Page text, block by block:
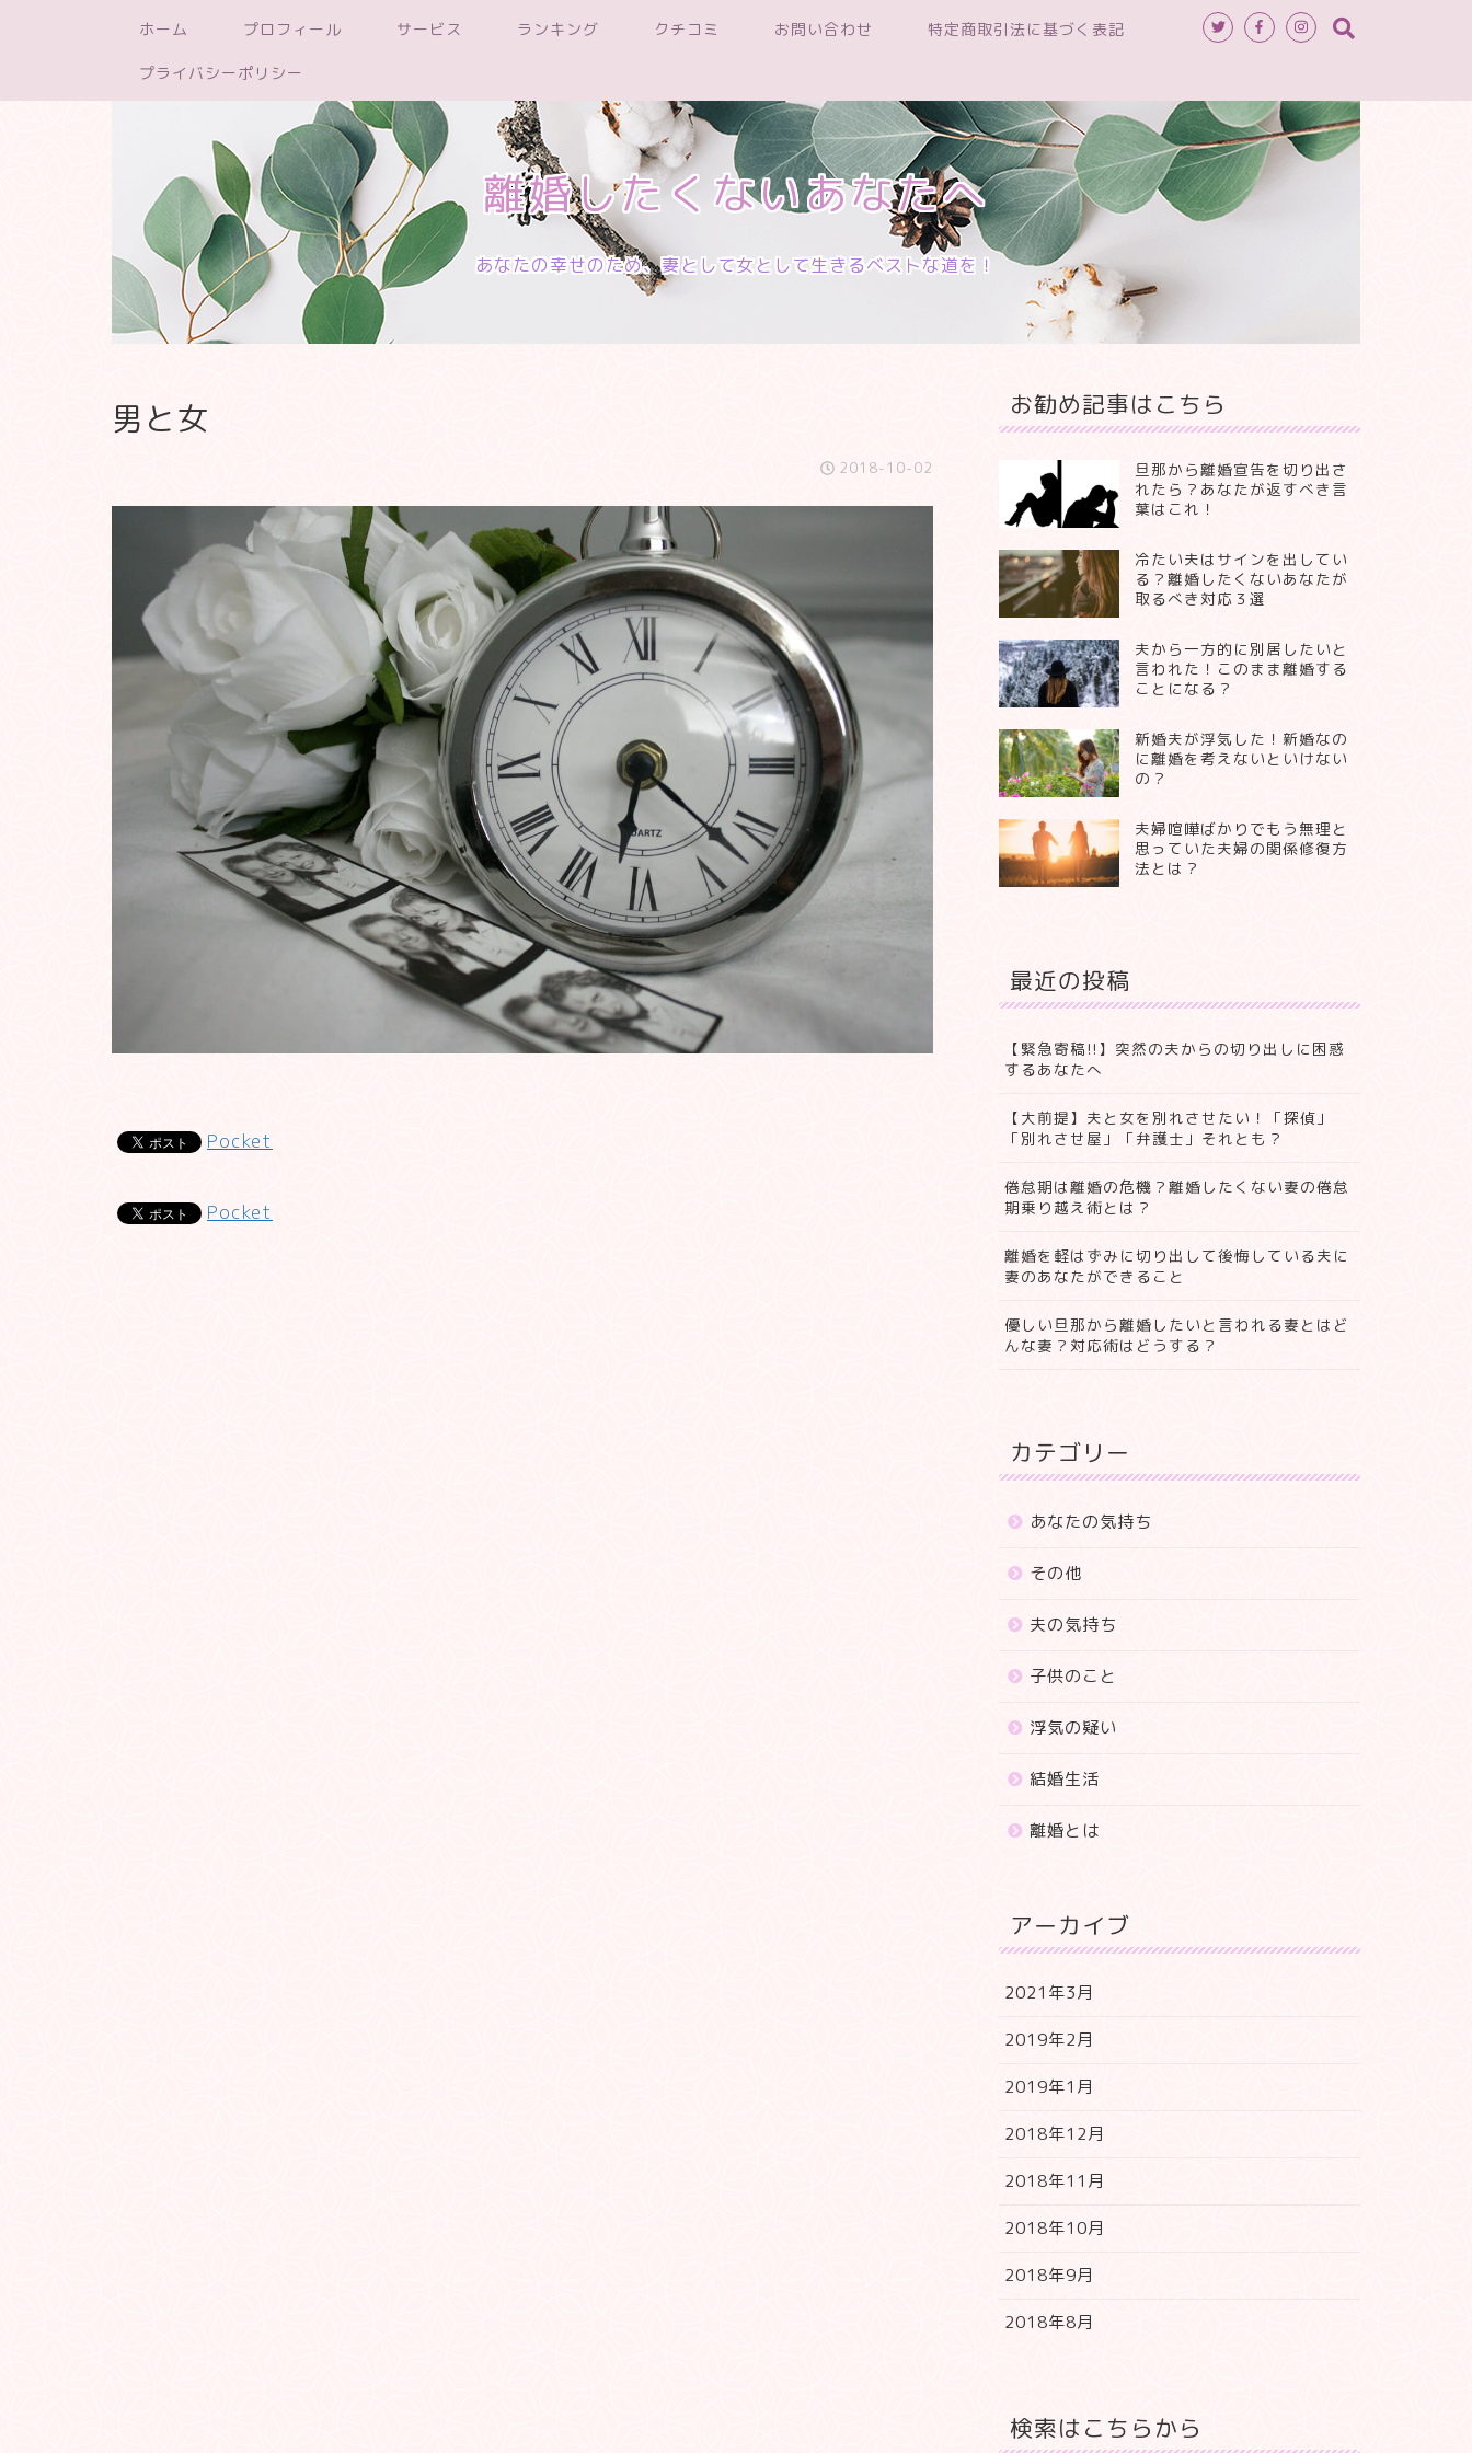
ホーム プロフィール サービス ランキング クチコミ お問い合わせ 特定商取引法に基づく表記
プライバシーポリシー
離婚したくないあなたへ
あなたの幸せのため、妻として女として生きるベストな道を！
男と女
2018-10-02
Pocket
Pocket
お勧め記事はこちら
旦那から離婚宣告を切り出さ
れたら？あなたが返すべき言
葉はこれ！
冷たい夫はサインを出してい
る？離婚したくないあなたが
取るべき対応３選
夫から一方的に別居したいと
言われた！このまま離婚する
ことになる？
新婚夫が浮気した！新婚なの
に離婚を考えないといけない
の？
夫婦喧嘩ばかりでもう無理と
思っていた夫婦の関係修復方
法とは？
最近の投稿
【緊急寄稿!!】突然の夫からの切り出しに困惑
するあなたへ
【大前提】夫と女を別れさせたい！「探偵」
「別れさせ屋」「弁護士」それとも？
倦怠期は離婚の危機？離婚したくない妻の倦怠
期乗り越え術とは？
離婚を軽はずみに切り出して後悔している夫に
妻のあなたができること
優しい旦那から離婚したいと言われる妻とはど
んな妻？対応術はどうする？
カテゴリー
あなたの気持ち
その他
夫の気持ち
子供のこと
浮気の疑い
結婚生活
離婚とは
アーカイブ
2021年3月
2019年2月
2019年1月
2018年12月
2018年11月
2018年10月
2018年9月
2018年8月
検索はこちらから